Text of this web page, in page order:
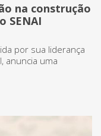
na construção
SENAI
por sua liderança
anuncia uma